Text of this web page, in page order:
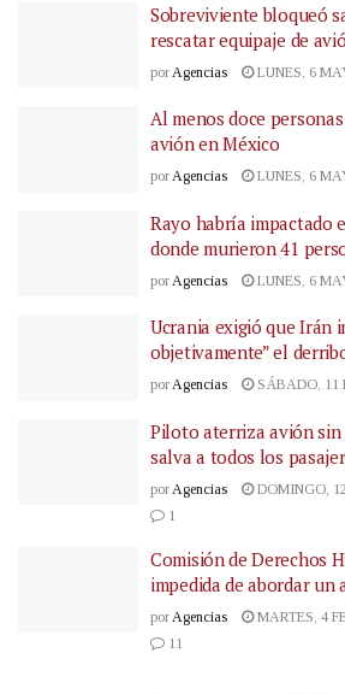
Sobreviviente bloqueó
rescatar equipaje de
por Agencias LUNES, 6
Al menos doce
avión en México
porAgencias LUNES, 6
Rayo habría impactado
donde murieron 41
por Agencias LUNES, 6
Ucrania exigió que Irán
objetivamente” el
porAgencias SÁBADO, 11
Piloto aterriza avión sin
salva a todos los
por Agencias
DOMINGO,
1
Comisión de Derechos
impedida de abordar un
por Agencias
MARTES, 4
11